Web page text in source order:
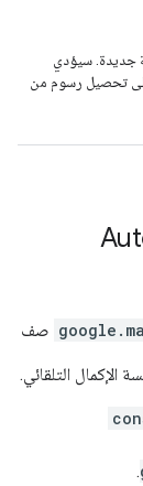
جديدة. سيؤدي
إلى تحصيل رسوم من
صف
الإكمال التلقائي.
.